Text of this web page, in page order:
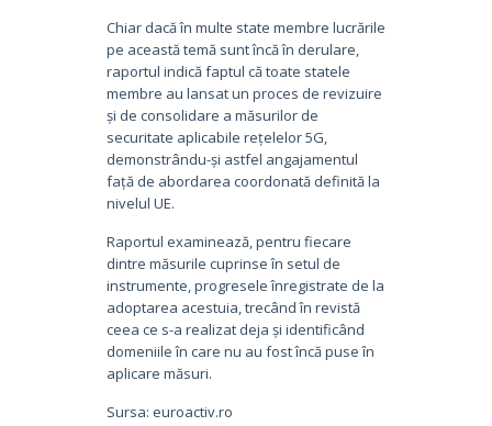
Chiar dacă în multe state membre lucrările
pe această temă sunt încă în derulare,
raportul indică faptul că toate statele
membre au lansat un proces de revizuire
și de consolidare a măsurilor de
securitate aplicabile rețelelor 5G,
demonstrându-și astfel angajamentul
față de abordarea coordonată definită la
nivelul UE.
Raportul examinează, pentru fiecare
dintre măsurile cuprinse în setul de
instrumente, progresele înregistrate de la
adoptarea acestuia, trecând în revistă
ceea ce s-a realizat deja și identificând
domeniile în care nu au fost încă puse în
aplicare măsuri.
Sursa: euroactiv.ro